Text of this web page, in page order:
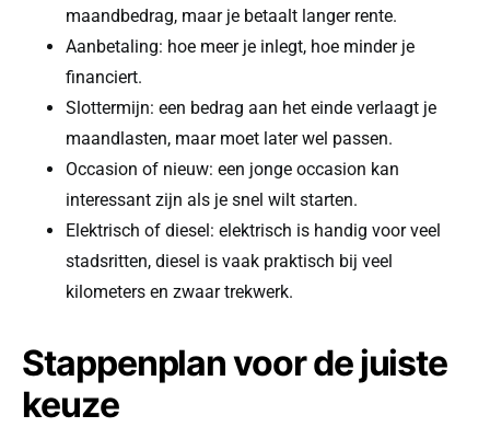
maandbedrag, maar je betaalt langer rente.
Aanbetaling: hoe meer je inlegt, hoe minder je
financiert.
Slottermijn: een bedrag aan het einde verlaagt je
maandlasten, maar moet later wel passen.
Occasion of nieuw: een jonge occasion kan
interessant zijn als je snel wilt starten.
Elektrisch of diesel: elektrisch is handig voor veel
stadsritten, diesel is vaak praktisch bij veel
kilometers en zwaar trekwerk.
Stappenplan voor de juiste
keuze